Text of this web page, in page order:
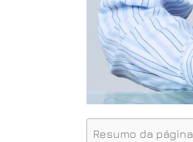
Resumo da página